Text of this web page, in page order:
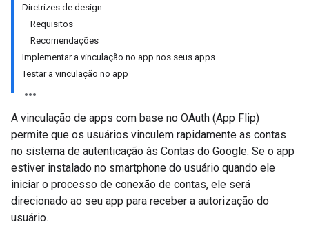
Diretrizes de design
Requisitos
Recomendações
Implementar a vinculação no app nos seus apps
Testar a vinculação no app
A vinculação de apps com base no OAuth (App Flip)
permite que os usuários vinculem rapidamente as contas
no sistema de autenticação às Contas do Google. Se o app
estiver instalado no smartphone do usuário quando ele
iniciar o processo de conexão de contas, ele será
direcionado ao seu app para receber a autorização do
usuário.